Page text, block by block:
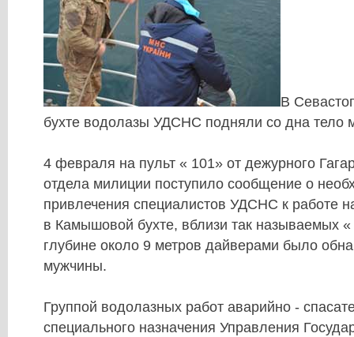
В
бухте водолазы УДСНС подняли со дна тело
4 февраля на пульт « 101» от дежурного
отдела милиции поступило сообщение о
привлечения специалистов УДСНС к работе
в Камышовой бухте, вблизи так называемых
глубине около 9 метров дайверами было
мужчины.
Группой водолазных работ аварийно -
специального назначения Управления